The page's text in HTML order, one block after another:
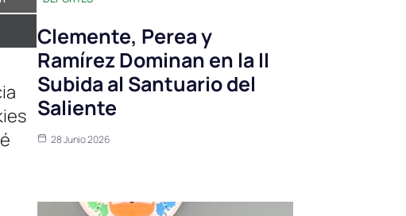
Clemente, Perea y
Ramírez Dominan en la II
Subida al Santuario del
Saliente
28 Junio 2026